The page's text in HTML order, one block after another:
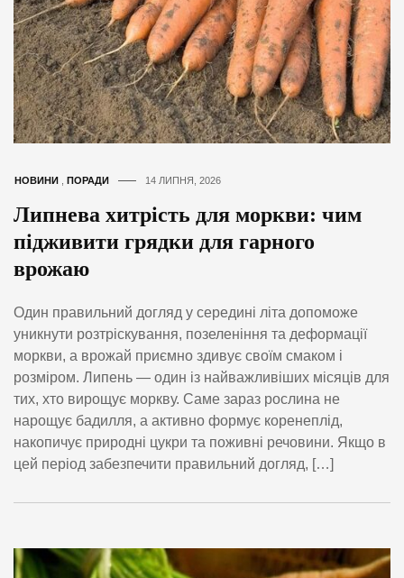
НОВИНИ ПОРАДИ 14 ЛИПНЯ, 2026
Липнева хитрість для моркви: чим
підживити грядки для гарного
врожаю
Один правильний догляд у середині літа допоможе
уникнути розтріскування, позеленіння та деформації
моркви, а врожай приємно здивує своїм смаком і
розміром. Липень — один із найважливіших місяців для
тих, хто вирощує моркву. Саме зараз рослина не
нарощує бадилля, а активно формує коренеплід,
накопичує природні цукри та поживні речовини. Якщо в
цей період забезпечити правильний догляд, […]